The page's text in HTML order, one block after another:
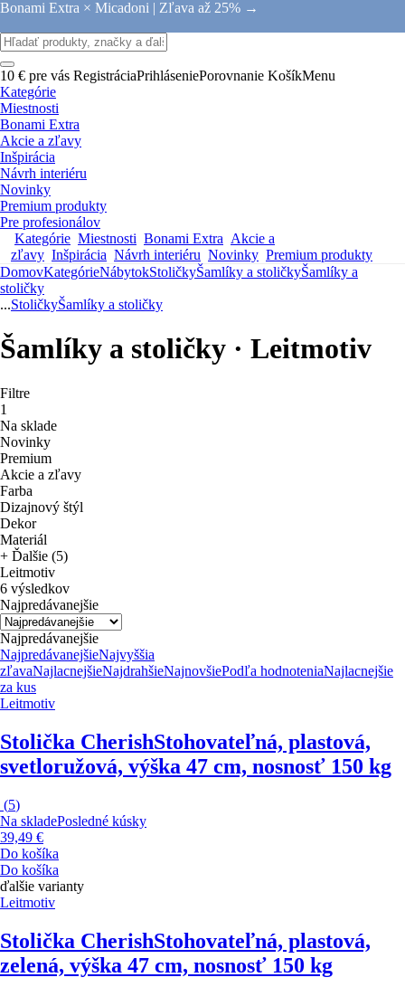
Bonami Extra × Micadoni | Zľava až 25% →
10 € pre vás RegistráciaPrihláseniePorovnanie KošíkMenu
Kategórie
Miestnosti
Bonami Extra
Akcie a zľavy
Inšpirácia
Návrh interiéru
Novinky
Premium produkty
Pre profesionálov
Kategórie Miestnosti Bonami Extra Akcie a
zľavy Inšpirácia Návrh interiéru Novinky Premium produkty
DomovKategórieNábytokStoličkyŠamlíky a stoličkyŠamlíky a
stoličky
...StoličkyŠamlíky a stoličky
Šamlíky a stoličky · Leitmotiv
Filtre
1
Na sklade
Novinky
Premium
Akcie a zľavy
Farba
Dizajnový štýl
Dekor
Materiál
+ Ďalšie (5)
Leitmotiv
6 výsledkov
Najpredávanejšie
Najpredávanejšie
NajpredávanejšieNajvyššia
zľavaNajlacnejšieNajdrahšieNajnovšiePodľa hodnoteniaNajlacnejšie
za kus
Leitmotiv
Stolička CherishStohovateľná, plastová,
svetloružová, výška 47 cm, nosnosť 150 kg
(5)
Na skladePosledné kúsky
39,49 €
Do košíka
Do košíka
ďalšie varianty
Leitmotiv
Stolička CherishStohovateľná, plastová,
zelená, výška 47 cm, nosnosť 150 kg